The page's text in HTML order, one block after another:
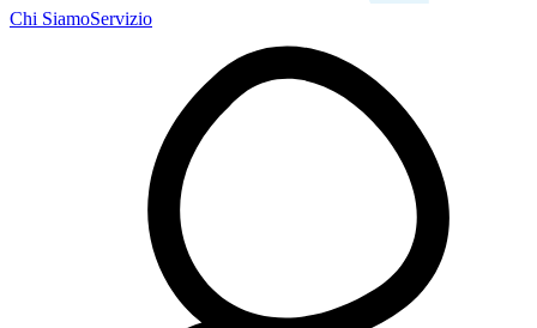
Chi SiamoServizio